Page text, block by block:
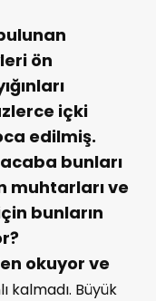
ön
içki
edilmiş.
bunları
muhtarları ve
bunların
okuyor ve
kalmadı. Büyük